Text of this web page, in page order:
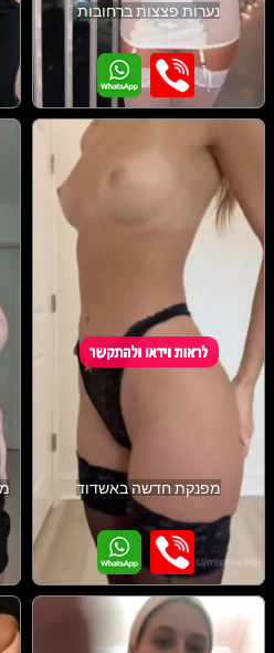
נערות פצצות ברחובות
מפנקת חדשה באשדוד